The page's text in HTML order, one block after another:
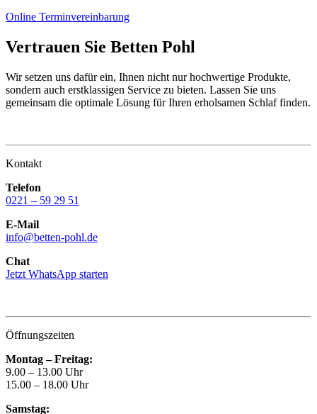
Online Terminvereinbarung
Vertrauen Sie Betten Pohl
Wir setzen uns dafür ein, Ihnen nicht nur hochwertige Produkte,
sondern auch erstklassigen Service zu bieten. Lassen Sie uns
gemeinsam die optimale Lösung für Ihren erholsamen Schlaf finden.
Kontakt
Telefon
0221 – 59 29 51
E-Mail
info@betten-pohl.de
Chat
Jetzt WhatsApp starten
Öffnungszeiten
Montag – Freitag:
9.00 – 13.00 Uhr
15.00 – 18.00 Uhr
Samstag: